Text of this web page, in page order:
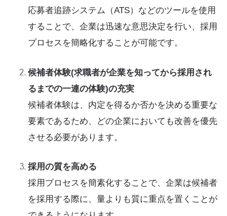
応募者追跡システム（ATS）などのツールを使用
することで、企業は迅速な意思決定を行い、採用
プロセスを簡略化することが可能です。
候補者体験(求職者が企業を知ってから採用され
るまでの一連の体験)の充実
候補者体験は、内定を得るか否かを決める重要な
要素であるため、どの企業においても改善を優先
させる必要があります。
採用の質を高める
採用プロセスを簡素化することで、企業は候補者
を採用する際に、量よりも質に重点を置くことが